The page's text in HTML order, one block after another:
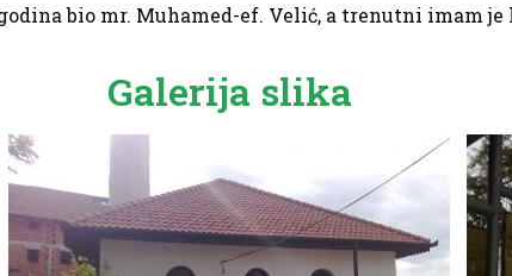
bio mr. Muhamed-ef. Velić, a trenutni imam je
Galerija slika